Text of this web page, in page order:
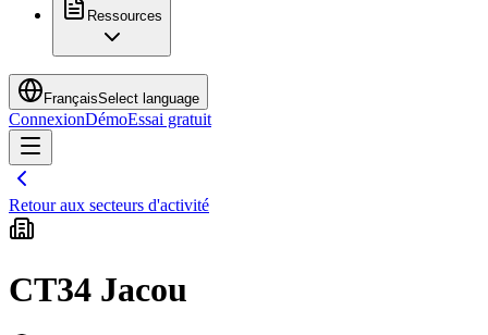
Ressources
FrançaisSelect language
ConnexionDémoEssai gratuit
Retour aux secteurs d'activité
CT34 Jacou